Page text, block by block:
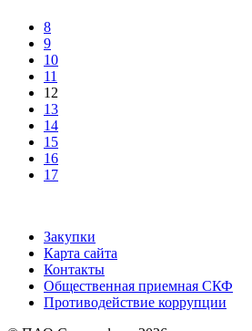
8
9
10
11
12
13
14
15
16
17
Закупки
Карта сайта
Контакты
Общественная приемная СКФ
Противодействие коррупции